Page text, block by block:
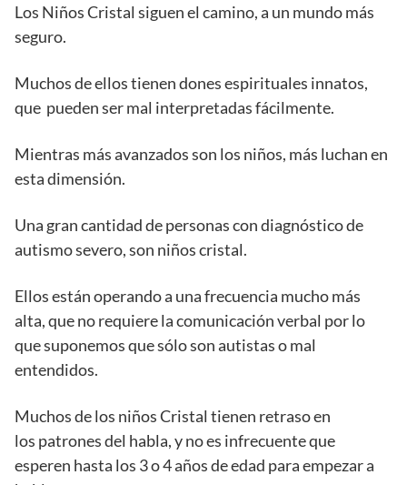
Los Niños Cristal siguen el camino, a un mundo más
seguro.
Muchos de ellos tienen dones espirituales innatos,
que pueden ser mal interpretadas fácilmente.
Mientras más avanzados son los niños, más luchan en
esta dimensión.
Una gran cantidad de personas con diagnóstico de
autismo severo, son niños cristal.
Ellos están operando a una frecuencia mucho más
alta, que no requiere la comunicación verbal por lo
que suponemos que sólo son autistas o mal
entendidos.
Muchos de los niños Cristal tienen retraso en
los patrones del habla, y no es infrecuente que
esperen hasta los 3 o 4 años de edad para empezar a